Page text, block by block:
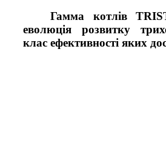
Гамма котлів
еволюція розвитку
клас ефективності яких